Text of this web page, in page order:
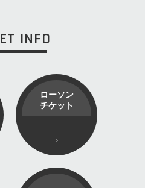
INFO
ローソン
チケット